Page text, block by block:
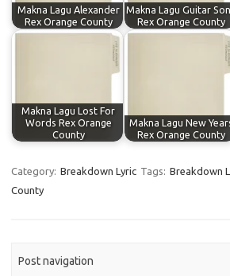
Makna Lagu Alexander
Rex Orange County
Makna Lagu Guitar
Rex Orange County
Makna Lagu Lost For
Words Rex Orange
County
Makna Lagu New
Rex Orange County
Category: Breakdown Lyric Tags: Breakdown
County
Post navigation